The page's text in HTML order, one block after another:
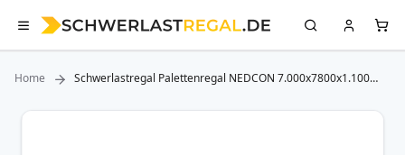
Home
Schwerlastregal Palettenregal NEDCON 7.000x7800x1.100
Zum